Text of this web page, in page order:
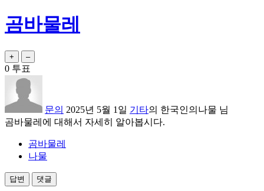
곰바물레
0 투표
문의 2025년 5월 1일 기타의 한국인의나물 님
곰바물레에 대해서 자세히 알아봅시다.
곰바물레
나물